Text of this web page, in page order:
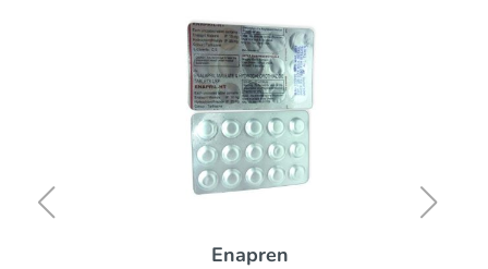
Enapren